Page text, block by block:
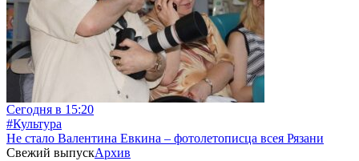
Сегодня в 15:20
#Культура
Не стало Валентина Евкина – фотолетописца всея Рязани
Свежий выпускАрхив